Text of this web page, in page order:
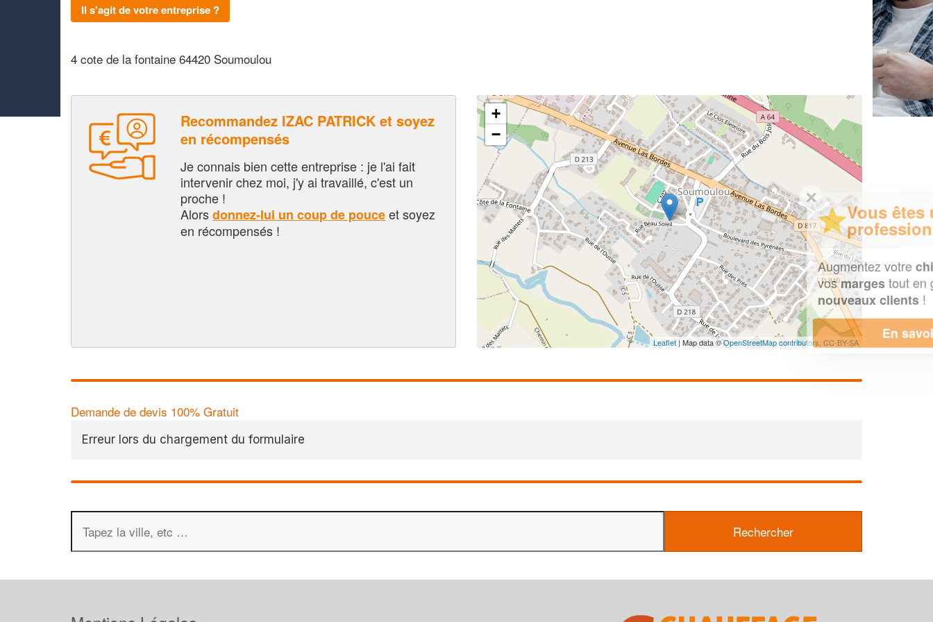
Il s'agit de votre entreprise ?
4 cote de la fontaine 64420 Soumoulou
Recommandez IZAC PATRICK et soyez
en récompensés
Je connais bien cette entreprise : je l'ai fait
intervenir chez moi, j'y ai travaillé, c'est un
proche !
Alorsdonnez-lui un coup de pouceet soyez
en récompensés !
+
−
Leaflet | Map data ©OpenStreetMap contributors, CC-BY-SA
Demande de devis 100% Gratuit
Erreur lors du chargement du formulaire
✕
Vous êtes un
professionnel ?
Augmentez votrechiffre d'affaireset
vosmargestout en gagnant de
nouveaux clients!
En savoir plus